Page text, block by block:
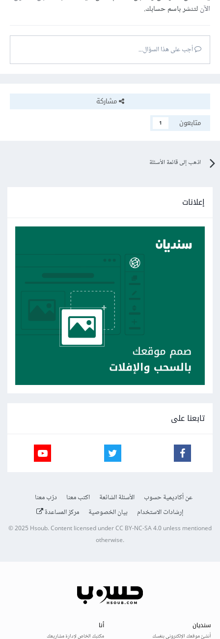
الآنلتنشر باسم حسابك.
أجب على هذا السؤال...
مشاركة
متابعون
1
اذهب إلى قائمة الأسئلة
إعلانات
تابعنا على
عن أكاديمية حسوب الأسئلة الشائعة اكتب معنا
درّب معنا
إرشادات الاستخدام
بيان الخصوصية مركز المساعدة
© 2025Hsoub.Content licensed underCC BY-NC-SA 4.0unless mentioned
otherwise.